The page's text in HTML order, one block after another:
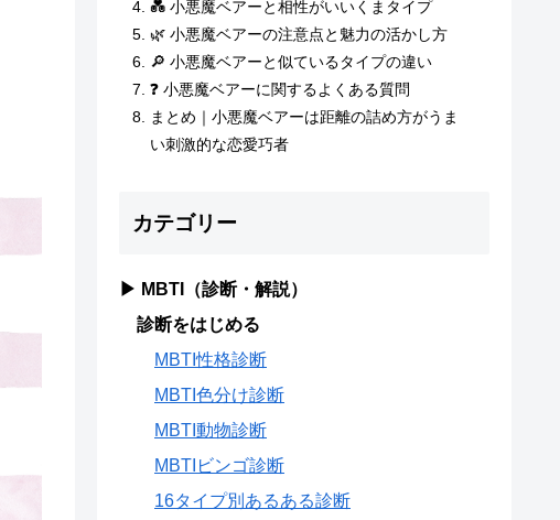
💑 小悪魔ベアーと相性がいいくまタイプ
🌿 小悪魔ベアーの注意点と魅力の活かし方
🔎 小悪魔ベアーと似ているタイプの違い
❓ 小悪魔ベアーに関するよくある質問
まとめ｜小悪魔ベアーは距離の詰め方がうま
い刺激的な恋愛巧者
カテゴリー
▶ MBTI（診断・解説）
診断をはじめる
MBTI性格診断
MBTI色分け診断
MBTI動物診断
MBTIビンゴ診断
16タイプ別あるある診断